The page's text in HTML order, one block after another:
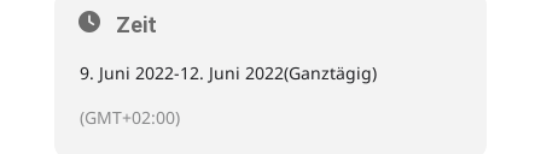
Zeit
9. Juni 2022-12. Juni 2022(Ganztägig)
(GMT+02:00)